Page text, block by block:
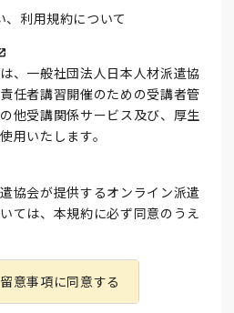
利用規約について
、一般社団法人日本人材派遣協
任者講習開催のための受講者管
他受講関係サービス及び、厚生
用いたします。
協会が提供するオンライン派遣
ては、本規約に必ず同意のうえ
意事項に同意する